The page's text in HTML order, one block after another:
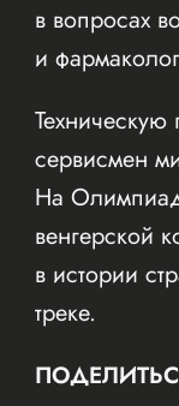
в вопросах
и
сервисмен
На
венгерской
в истории
треке.